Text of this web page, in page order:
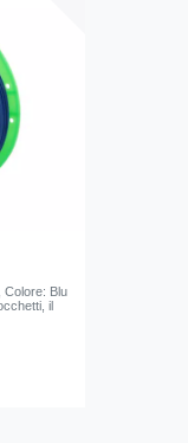
, Colore: Blu
, il